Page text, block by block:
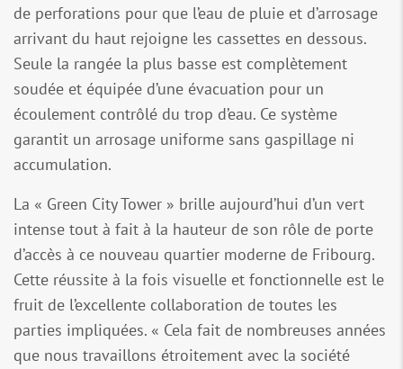
de perforations pour que l’eau de pluie et d’arrosage
arrivant du haut rejoigne les cassettes en dessous.
Seule la rangée la plus basse est complètement
soudée et équipée d’une évacuation pour un
écoulement contrôlé du trop d’eau. Ce système
garantit un arrosage uniforme sans gaspillage ni
accumulation.
La « Green City Tower » brille aujourd’hui d’un vert
intense tout à fait à la hauteur de son rôle de porte
d’accès à ce nouveau quartier moderne de Fribourg.
Cette réussite à la fois visuelle et fonctionnelle est le
fruit de l’excellente collaboration de toutes les
parties impliquées. « Cela fait de nombreuses années
que nous travaillons étroitement avec la société